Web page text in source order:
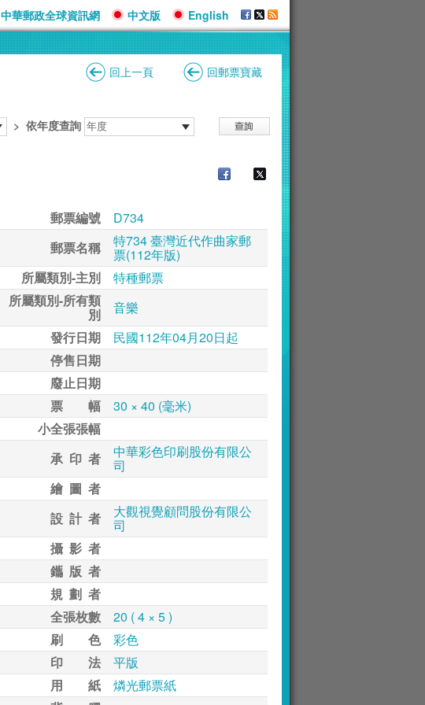
中華郵政全球資訊網 中文版 English
回上一頁 回郵票寶藏
> 依年度查詢
郵票編號
D734
郵票名稱
特734 臺灣近代作曲家郵
票(112年版)
所屬類別-主別
特種郵票
所屬類別-所有類
別
音樂
發行日期
民國112年04月20日起
停售日期
廢止日期
票 幅
30 × 40 (毫米)
小全張張幅
承 印 者
中華彩色印刷股份有限公
司
繪 圖 者
設 計 者
大觀視覺顧問股份有限公
司
攝 影 者
鑴 版 者
規 劃 者
全張枚數
20 ( 4 × 5 )
刷 色
彩色
印 法
平版
用 紙
燐光郵票紙